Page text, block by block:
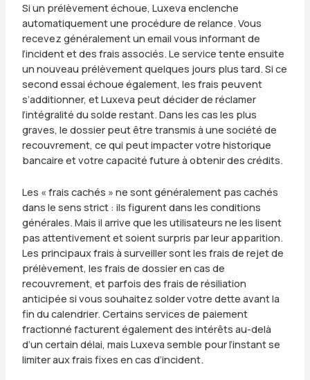
Si un prélèvement échoue, Luxeva enclenche
automatiquement une procédure de relance. Vous
recevez généralement un email vous informant de
l’incident et des frais associés. Le service tente ensuite
un nouveau prélèvement quelques jours plus tard. Si ce
second essai échoue également, les frais peuvent
s’additionner, et Luxeva peut décider de réclamer
l’intégralité du solde restant. Dans les cas les plus
graves, le dossier peut être transmis à une société de
recouvrement, ce qui peut impacter votre historique
bancaire et votre capacité future à obtenir des crédits.
Les « frais cachés » ne sont généralement pas cachés
dans le sens strict : ils figurent dans les conditions
générales. Mais il arrive que les utilisateurs ne les lisent
pas attentivement et soient surpris par leur apparition.
Les principaux frais à surveiller sont les frais de rejet de
prélèvement, les frais de dossier en cas de
recouvrement, et parfois des frais de résiliation
anticipée si vous souhaitez solder votre dette avant la
fin du calendrier. Certains services de paiement
fractionné facturent également des intérêts au-delà
d’un certain délai, mais Luxeva semble pour l’instant se
limiter aux frais fixes en cas d’incident.